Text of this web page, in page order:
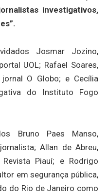
investigativos,
Josmar Jozino,
UOL; Rafael Soares,
O Globo; e Cecília
do Instituto Fogo
Bruno Paes Manso,
Allan de Abreu,
Piauí; e Rodrigo
em segurança pública,
do Rio de Janeiro como